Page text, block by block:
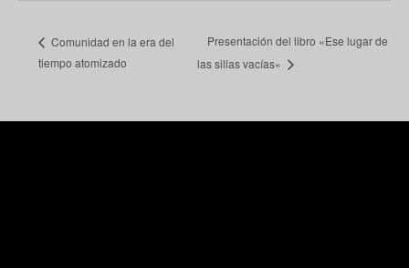
Comunidad en la era del
tiempo atomizado
Presentación del libro «Ese lugar de
las sillas vacías»